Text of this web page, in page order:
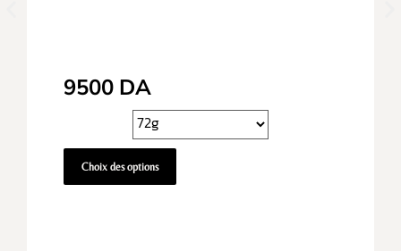
9500 DA
Choix des options